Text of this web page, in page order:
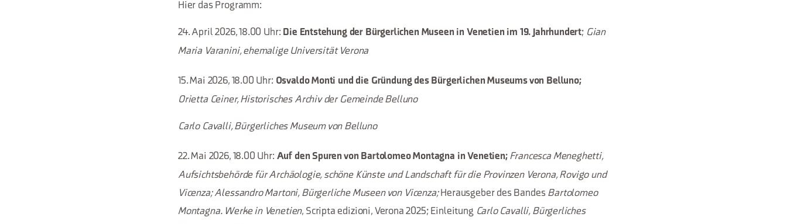
Hier das Programm:
24. April 2026, 18.00 Uhr: Die Entstehung der Bürgerlichen Museen in Venetien im 19. Jahrhundert; Gian
Maria Varanini, ehemalige Universität Verona
15. Mai 2026, 18.00 Uhr: Osvaldo Monti und die Gründung des Bürgerlichen Museums von Belluno;
Orietta Ceiner, Historisches Archiv der Gemeinde Belluno
Carlo Cavalli, Bürgerliches Museum von Belluno
22. Mai 2026, 18.00 Uhr: Auf den Spuren von Bartolomeo Montagna in Venetien; Francesca Meneghetti,
Aufsichtsbehörde für Archäologie, schöne Künste und Landschaft für die Provinzen Verona, Rovigo und
Vicenza;Alessandro Martoni, Bürgerliche Museen von Vicenza; Herausgeber des Bandes Bartolomeo
Montagna. Werke in Venetien, Scripta edizioni, Verona 2025; Einleitung Carlo Cavalli, Bürgerliches